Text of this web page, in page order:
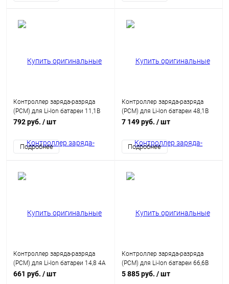
Контроллер заряда-разряда
(PCM) для Li-Ion батареи 11,1В
8А HCX-D182V1 с балансиром
792 руб. / шт
Подробнее
Контроллер заряда-разряда
(PCM) для Li-Ion батареи 48,1В
80A с балансиром и ключом
7 149 руб. / шт
Подробнее
Контроллер заряда-разряда
(PCM) для Li-Ion батареи 14,8 4A
с балансиром HCX-D287
661 руб. / шт
Контроллер заряда-разряда
(PCM) для Li-Ion батареи 66,6В
100A с балансиром и ключом
5 885 руб. / шт